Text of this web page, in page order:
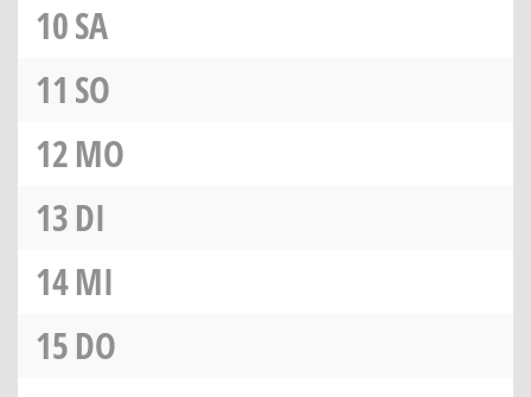
10SA
11 SO
12MO
13DI
14MI
15DO